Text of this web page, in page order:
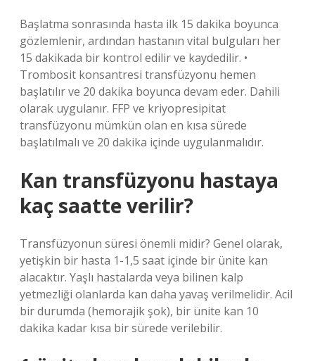
Başlatma sonrasında hasta ilk 15 dakika boyunca
gözlemlenir, ardından hastanın vital bulguları her
15 dakikada bir kontrol edilir ve kaydedilir. •
Trombosit konsantresi transfüzyonu hemen
başlatılır ve 20 dakika boyunca devam eder. Dahili
olarak uygulanır. FFP ve kriyopresipitat
transfüzyonu mümkün olan en kısa sürede
başlatılmalı ve 20 dakika içinde uygulanmalıdır.
Kan transfüzyonu hastaya
kaç saatte verilir?
Transfüzyonun süresi önemli midir? Genel olarak,
yetişkin bir hasta 1-1,5 saat içinde bir ünite kan
alacaktır. Yaşlı hastalarda veya bilinen kalp
yetmezliği olanlarda kan daha yavaş verilmelidir. Acil
bir durumda (hemorajik şok), bir ünite kan 10
dakika kadar kısa bir sürede verilebilir.